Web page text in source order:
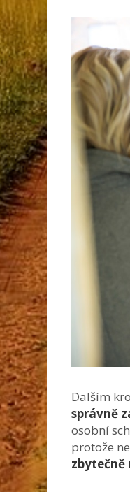
Dalším
správně
osobní
protože
zbytečně